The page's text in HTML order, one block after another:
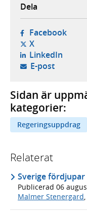
Dela
Facebook-
X- öppnas i ny
LinkedIn-
E-post-
Sidan är
kategorier:
Regeringsuppdrag
Relaterat
Sverige
Publicerad 06
Malmer Stenergard,